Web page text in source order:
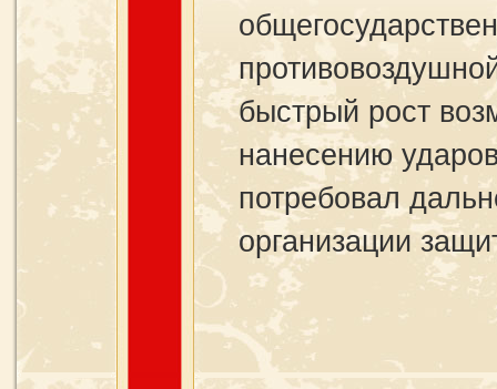
быстрый рост
нанесению
потребовал
организации